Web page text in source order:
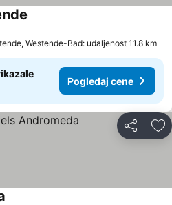
Westende-Bad: udaljenost 11.8 km
Pogledaj cene
Deli